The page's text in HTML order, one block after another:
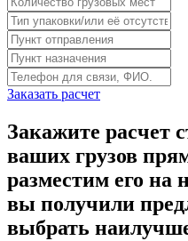
Заказать расчет
Закажите расчет
ваших грузов
разместим его на
вы получили
выбрать